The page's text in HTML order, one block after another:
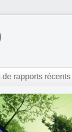
de rapports récents